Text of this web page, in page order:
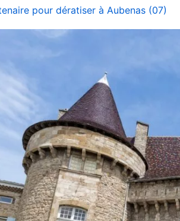
pour dératiser à Aubenas (07)